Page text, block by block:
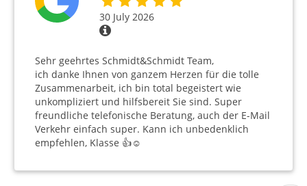
30 July 2026
Sehr geehrtes Schmidt&Schmidt Team,
ich danke Ihnen von ganzem Herzen für die tolle
Zusammenarbeit, ich bin total begeistert wie
unkompliziert und hilfsbereit Sie sind. Super
freundliche telefonische Beratung, auch der E-Mail
Verkehr einfach super. Kann ich unbedenklich
empfehlen, Klasse 👍☺️